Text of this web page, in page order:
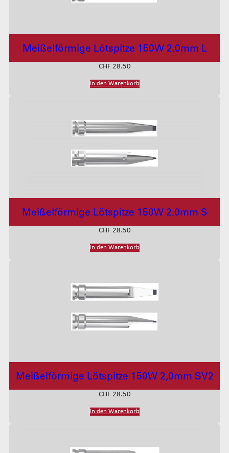
Meißelförmige Lötspitze 150W 2.0mm L
CHF28.50
In den Warenkorb
Meißelförmige Lötspitze 150W 2.0mm S
CHF28.50
In den Warenkorb
Meißelförmige Lötspitze 150W 2,0mm SV2
CHF28.50
In den Warenkorb